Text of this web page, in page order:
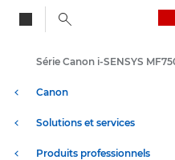
Canon
Solutions et services
Produits professionnels